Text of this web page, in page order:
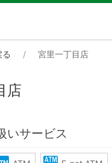
宮里一丁目店
店
いサービス